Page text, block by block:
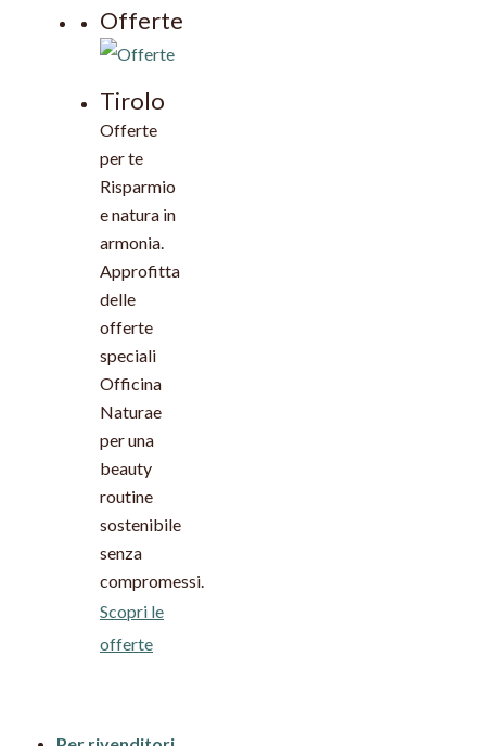
Offerte
Tirolo
Offerte
per te
Risparmio
e natura in
armonia.
Approfitta
delle
offerte
speciali
Officina
Naturae
per una
beauty
routine
sostenibile
senza
compromessi.
Scopri le
offerte